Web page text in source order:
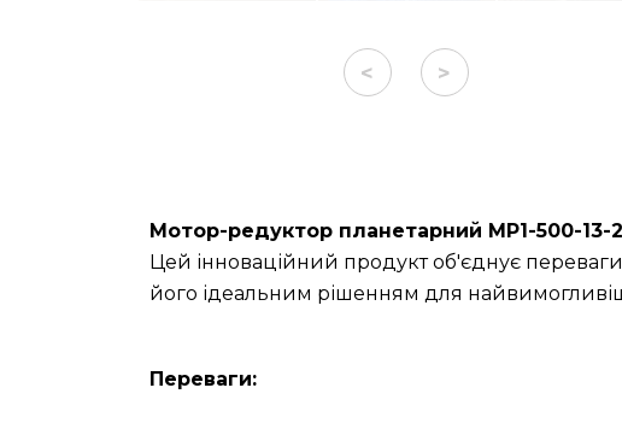
< >
Мотор-редуктор планетарний МР1-500-13-
Цей інноваційний продукт об'єднує
його ідеальним рішенням для
Переваги: